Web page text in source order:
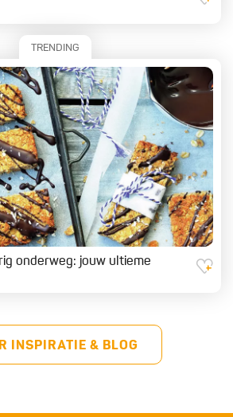
TRENDING
onderweg: jouw ultieme
INSPIRATIE & BLOG